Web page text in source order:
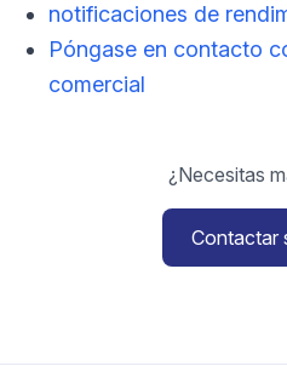
notificaciones de
Póngase en contacto
comercial
¿Necesitas
Contactar